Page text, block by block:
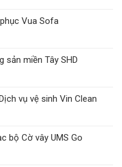
Vua Sofa
sản miền Tây SHD
vụ vệ sinh Vin Clean
bộ Cờ vây UMS Go